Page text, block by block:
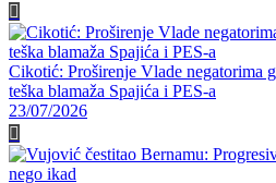
Cikotić: Proširenje Vlade negatorima
teška blamaža Spajića i PES-a
23/07/2026